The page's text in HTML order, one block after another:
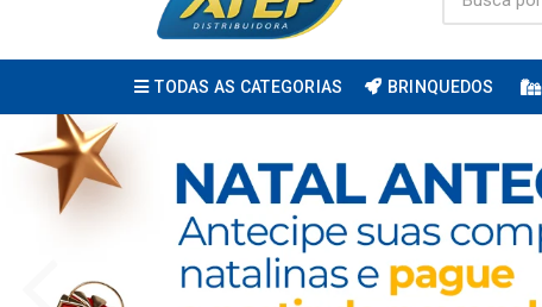
TODAS AS CATEGORIAS BRINQUEDOS